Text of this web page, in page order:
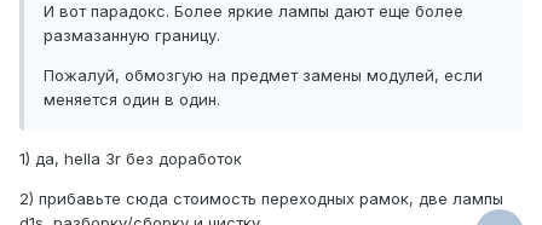
И вот парадокс. Более яркие лампы дают еще более
размазанную границу.
Пожалуй, обмозгую на предмет замены модулей, если
меняется один в один.
1) да, hella 3r без доработок
2) прибавьте сюда стоимость переходных рамок, две лампы